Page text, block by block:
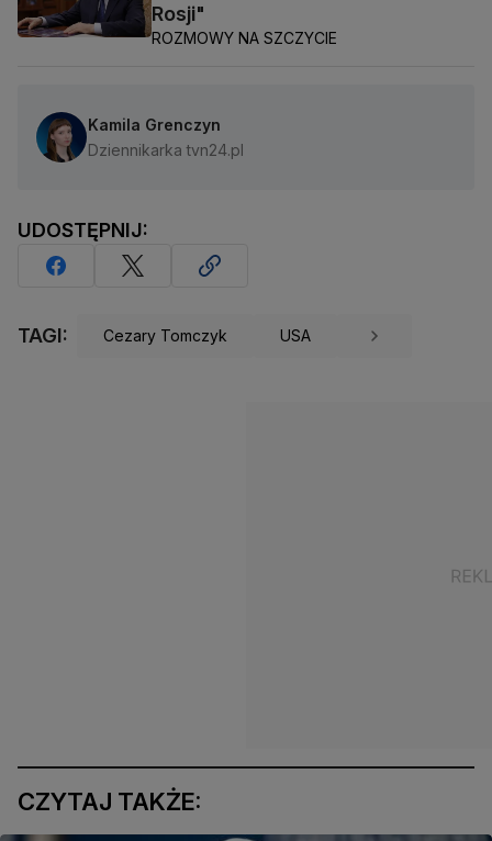
Rosji"
ROZMOWY NA SZCZYCIE
Kamila Grenczyn
Dziennikarka tvn24.pl
UDOSTĘPNIJ:
TAGI: Cezary Tomczyk USA
CZYTAJ TAKŻE: